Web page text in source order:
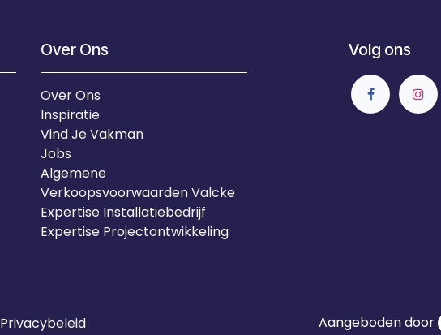
Over Ons
Over Ons
Inspiratie
Vind Je Vakman
Jobs
Algemene
Verkoopsvoorwaarden Valcke
Expertise Installatiebedrijf
Expertise Projectontwikkeling
Volg ons
Privacybeleid Aangeboden door